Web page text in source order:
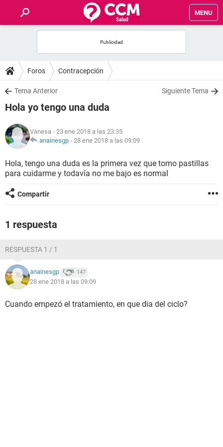
MENU
FOROS
SALUD
FAMILIA
NUTRICIÓN
BIENESTAR
SEXUALIDAD
Foros Contracepción
Tema Anterior Siguiente Tema
Hola yo tengo una duda
Vanesa - 23 ene 2018 a las 23:35
anainesgp - 28 ene 2018 a las 09:09
Hola, tengo una duda es la primera vez que tomo pastillas
para cuidarme y todavía no me bajo es normal
Compartir
1 respuesta
RESPUESTA 1 / 1
anainesgp 147
28 ene 2018 a las 09:09
Cuando empezó el tratamiento, en que dia del ciclo?